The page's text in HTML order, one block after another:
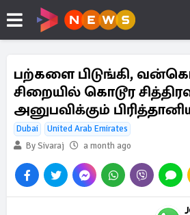
பற்களை பிடுங்கி,
சிறையில் கொடூர
அனுபவிக்கும்
Dubai
United Arab Emirates
By Sivaraj
a month ago